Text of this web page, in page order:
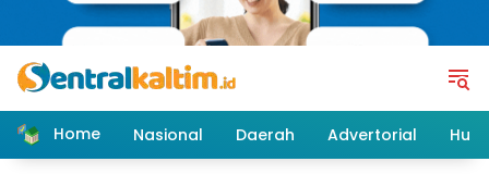
Home Nasional Daerah Advertorial